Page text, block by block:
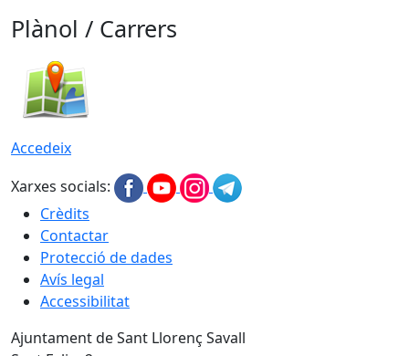
Plànol / Carrers
Accedeix
Xarxes socials:
Crèdits
Contactar
Protecció de dades
Avís legal
Accessibilitat
Ajuntament de Sant Llorenç Savall